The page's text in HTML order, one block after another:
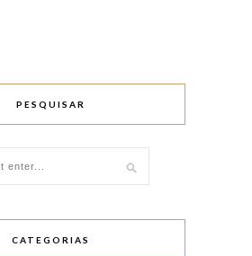
PESQUISAR
CATEGORIAS